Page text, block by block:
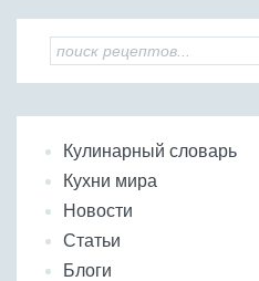
Кулинарный словарь
Кухни мира
Новости
Статьи
Блоги